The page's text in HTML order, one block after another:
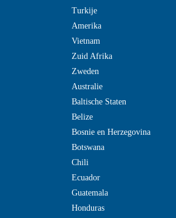
Turkije
Amerika
Vietnam
Zuid Afrika
Zweden
Australie
Baltische Staten
Belize
Bosnie en Herzegovina
Botswana
Chili
Ecuador
Guatemala
Honduras